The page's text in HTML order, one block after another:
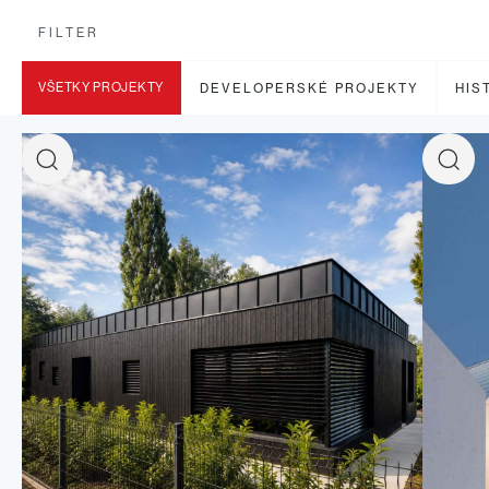
FILTER
VŠETKY PROJEKTY DEVELOPERSKÉ PROJEKTY